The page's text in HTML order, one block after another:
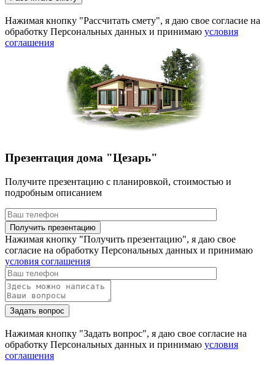
Нажимая кнопку "Рассчитать смету", я даю свое согласие на
обработку Персональных данных и принимаю условия
соглашения
Презентация дома "Цезарь"
Получите презентацию с планировкой, стоимостью и
подробным описанием
Нажимая кнопку "Получить презентацию", я даю свое
согласие на обработку Персональных данных и принимаю
условия соглашения
Нажимая кнопку "Задать вопрос", я даю свое согласие на
обработку Персональных данных и принимаю условия
соглашения